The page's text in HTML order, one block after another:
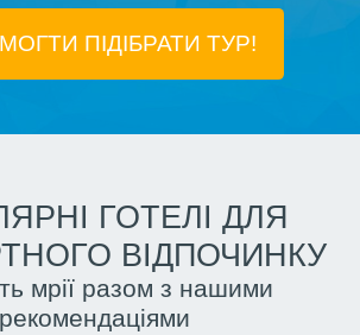
ПІДIБРАТИ ТУР!
ГОТЕЛІ ДЛЯ
ВІДПОЧИНКУ
мрії разом з нашими
рекомендаціями